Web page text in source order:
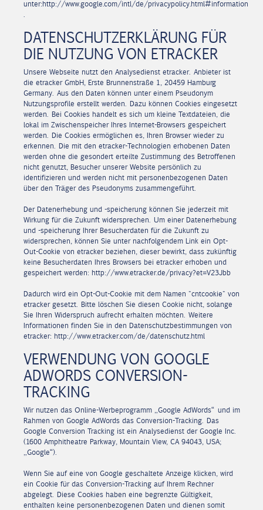
unter:http://www.google.com/intl/de/privacypolicy.html#information
DATENSCHUTZERKLÄRUNG FÜR
DIE NUTZUNG VON ETRACKER
Unsere Webseite nutzt den Analysedienst etracker. Anbieter ist
die etracker GmbH, Erste Brunnenstraße 1, 20459 Hamburg
Germany. Aus den Daten können unter einem Pseudonym
Nutzungsprofile erstellt werden. Dazu können Cookies eingesetzt
werden. Bei Cookies handelt es sich um kleine Textdateien, die
lokal im Zwischenspeicher Ihres Internet-Browsers gespeichert
werden. Die Cookies ermöglichen es, Ihren Browser wieder zu
erkennen. Die mit den etracker-Technologien erhobenen Daten
werden ohne die gesondert erteilte Zustimmung des Betroffenen
nicht genutzt, Besucher unserer Website persönlich zu
identifizieren und werden nicht mit personenbezogenen Daten
über den Träger des Pseudonyms zusammengeführt.
Der Datenerhebung und -speicherung können Sie jederzeit mit
Wirkung für die Zukunft widersprechen. Um einer Datenerhebung
und -speicherung Ihrer Besucherdaten für die Zukunft zu
widersprechen, können Sie unter nachfolgendem Link ein Opt-
Out-Cookie von etracker beziehen, dieser bewirkt, dass zukünftig
keine Besucherdaten Ihres Browsers bei etracker erhoben und
gespeichert werden: http://www.etracker.de/privacy?et=V23Jbb
Dadurch wird ein Opt-Out-Cookie mit dem Namen "cntcookie" von
etracker gesetzt. Bitte löschen Sie diesen Cookie nicht, solange
Sie Ihren Widerspruch aufrecht erhalten möchten. Weitere
Informationen finden Sie in den Datenschutzbestimmungen von
etracker: http://www.etracker.com/de/datenschutz.html
VERWENDUNG VON GOOGLE
ADWORDS CONVERSION-
TRACKING
Wir nutzen das Online-Werbeprogramm „Google AdWords“ und im
Rahmen von Google AdWords das Conversion-Tracking. Das
Google Conversion Tracking ist ein Analysedienst der Google Inc.
(1600 Amphitheatre Parkway, Mountain View, CA 94043, USA;
„Google“).
Wenn Sie auf eine von Google geschaltete Anzeige klicken, wird
ein Cookie für das Conversion-Tracking auf Ihrem Rechner
abgelegt. Diese Cookies haben eine begrenzte Gültigkeit,
enthalten keine personenbezogenen Daten und dienen somit